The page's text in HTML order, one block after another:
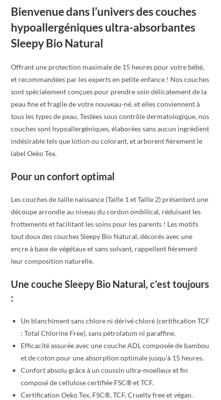
Bienvenue dans l’univers des couches
hypoallergéniques ultra-absorbantes
Sleepy Bio Natural
Offrant une protection maximale de 15 heures pour votre bébé,
et recommandées par les experts en petite enfance ! Nos couches
sont spécialement conçues pour prendre soin délicatement de la
peau fine et fragile de votre nouveau-né, et elles conviennent à
tous les types de peau. Testées sous contrôle dermatologique, nos
couches sont hypoallergéniques, élaborées sans aucun ingrédient
indésirable tels que lotion ou colorant, et arborent fièrement le
label Oeko Tex.
Pour un confort optimal
Les couches de taille naissance (Taille 1 et Taille 2) présentent une
découpe arrondie au niveau du cordon ombilical, réduisant les
frottements et facilitant les soins pour les parents ! Les motifs
tout doux des couches Sleepy Bio Natural, décorés avec une
encre à base de végétaux et sans solvant, rappellent fièrement
leur composition naturelle.
Une couche Sleepy Bio Natural, c’est toujours
:
Un blanchiment sans chlore ni dérivé chloré (certification TCF
: Total Chlorine Free), sans pétrolatum ni paraffine.
Efficacité assurée avec une couche ADL composée de bambou
et de coton pour une absorption optimale jusqu’à 15 heures.
Confort absolu grâce à un coussin ultra-moelleux et fin
composé de cellulose certifiée FSC® et TCF.
Certification Oeko Tex, FSC®, TCF, Cruelty free et végan.